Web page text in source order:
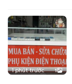
1 phút trước 1